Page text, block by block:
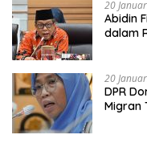
20
Abidin
dalam
20
DPR
Migran